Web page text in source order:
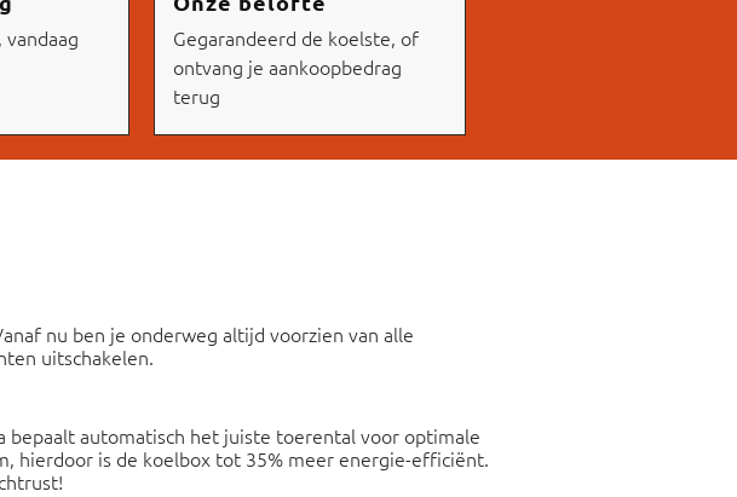
Gegarandeerd de koelste, of
ontvang je aankoopbedrag
terug
nu ben je onderweg altijd voorzien van alle
uitschakelen.
bepaalt automatisch het juiste toerental voor optimale
hierdoor is de koelbox tot 35% meer energie-efficiënt.